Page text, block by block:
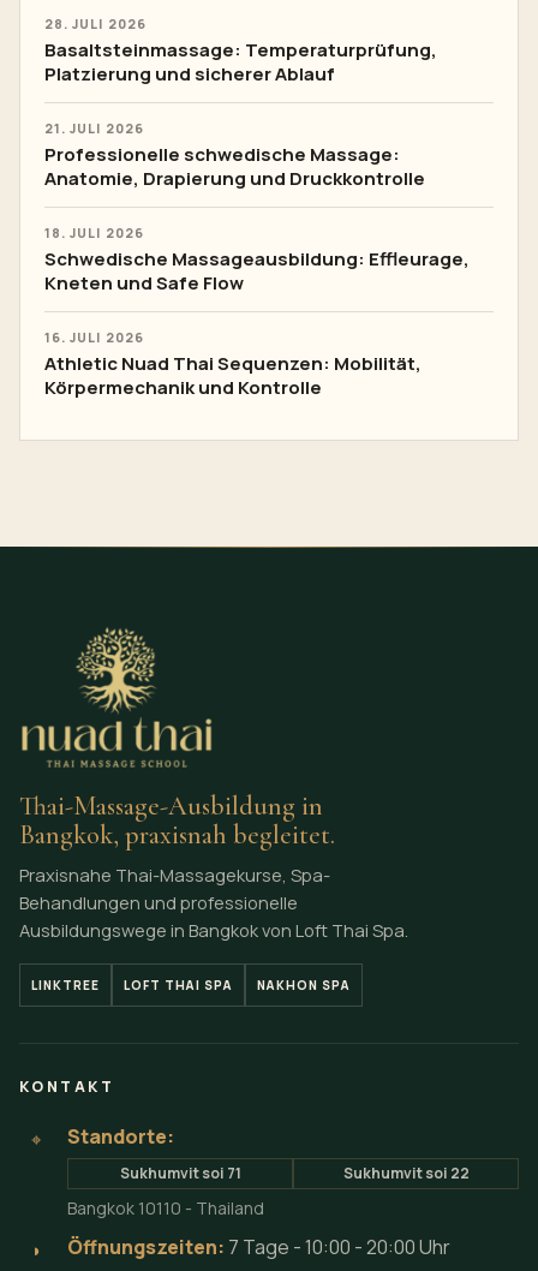
28. JULI 2026
Basaltsteinmassage: Temperaturprüfung,
Platzierung und sicherer Ablauf
21. JULI 2026
Professionelle schwedische Massage:
Anatomie, Drapierung und Druckkontrolle
18. JULI 2026
Schwedische Massageausbildung: Effleurage,
Kneten und Safe Flow
16. JULI 2026
Athletic Nuad Thai Sequenzen: Mobilität,
Körpermechanik und Kontrolle
Thai-Massage-Ausbildung in
Bangkok, praxisnah begleitet.
Praxisnahe Thai-Massagekurse, Spa-
Behandlungen und professionelle
Ausbildungswege in Bangkok von Loft Thai Spa.
LINKTREE LOFT THAI SPA NAKHON SPA
KONTAKT
⌖ Standorte:
Sukhumvit soi 71 Sukhumvit soi 22
Bangkok 10110 - Thailand
◗ Öffnungszeiten: 7 Tage - 10:00 - 20:00 Uhr